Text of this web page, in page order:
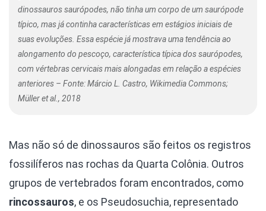
dinossauros saurópodes, não tinha um corpo de um saurópode
típico, mas já continha características em estágios iniciais de
suas evoluções. Essa espécie já mostrava uma tendência ao
alongamento do pescoço, característica típica dos saurópodes,
com vértebras cervicais mais alongadas em relação a espécies
anteriores – Fonte: Márcio L. Castro, Wikimedia Commons;
Müller et al., 2018
Mas não só de dinossauros são feitos os registros
fossilíferos nas rochas da Quarta Colônia. Outros
grupos de vertebrados foram encontrados, como
rincossauros, e os Pseudosuchia, representado